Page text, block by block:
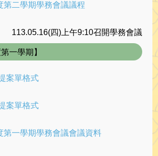
第二學期學務會議議程
113.05.16(四)上午9:10召開學務會議
一學期】
案單格式
案單格式
第一學期學務會議會議資料